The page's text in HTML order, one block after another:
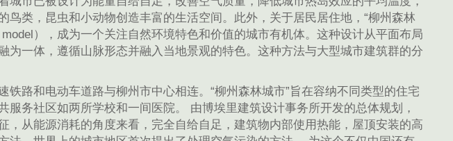
鸟类，昆虫和小动物创造丰富的生活空间。此外，关于居民居住地，“柳州森林
），成为一个关注自然环境特色和价值的城市有机体。这种设计从平面布局
为一体，遵循山脉形态并融入当地景观的特色。这种方法与大型城市建筑群的分
路和电动车道路与柳州市中心相连。“柳州森林城市”旨在容纳不同类型的住宅
服务社区如两所学校和一间医院。 由博埃里建筑设计事务所开发的总体规划，
，从能源消耗的角度来看，完全自给自足，建筑物内部使用热能，屋顶安装的高